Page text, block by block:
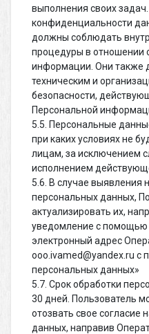
выполнения своих
конфиденциальности
должны соблюдать
процедуры в отношении
информации. Они также
техническим и
безопасности,
Персональной
5.5. Персональные
при каких условиях не
лицам, за исключением
исполнением
5.6. В случае выявления
персональных данных,
актуализировать их,
уведомление с помощью
электронный адрес
ooo.ivamed@yandex.ru с
персональных данных»
5.7. Срок обработки
30 дней. Пользователь
отозвать свое согласие
данных, направив